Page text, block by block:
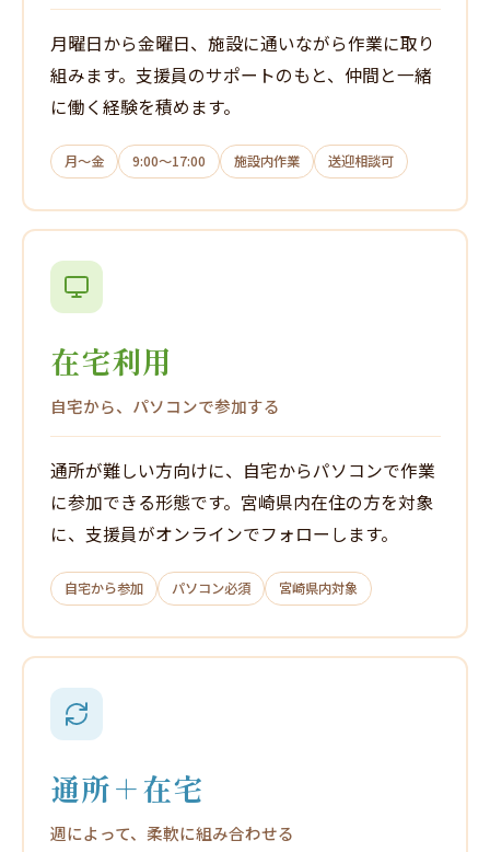
月曜日から金曜日、施設に通いながら作業に取り
組みます。支援員のサポートのもと、仲間と一緒
に働く経験を積めます。
月〜金 9:00〜17:00 施設内作業 送迎相談可
在宅利用
自宅から、パソコンで参加する
通所が難しい方向けに、自宅からパソコンで作業
に参加できる形態です。宮崎県内在住の方を対象
に、支援員がオンラインでフォローします。
自宅から参加 パソコン必須 宮崎県内対象
通所＋在宅
週によって、柔軟に組み合わせる